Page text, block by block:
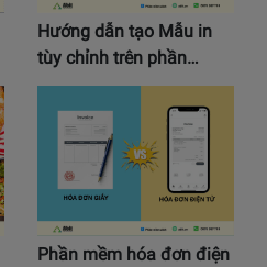
Hướng dẫn tạo Mẫu in
tùy chỉnh trên phần…
Phần mềm hóa đơn điện